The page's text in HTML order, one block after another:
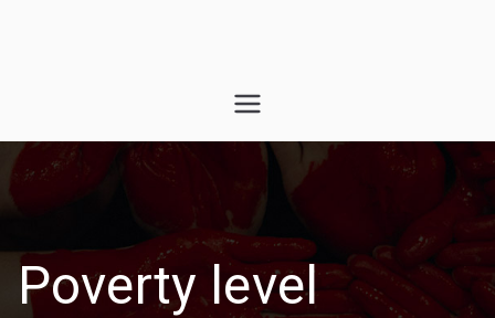
Jung
Poverty level